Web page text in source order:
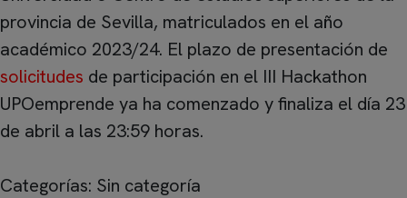
provincia de Sevilla, matriculados en el año
académico 2023/24. El plazo de presentación de
solicitudes de participación en el III Hackathon
UPOemprende ya ha comenzado y finaliza el día 23
de abril a las 23:59 horas.
Categorías: Sin categoría